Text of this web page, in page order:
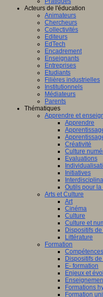
Acteurs de l'éducation
Animateurs
Chercheurs
Collectivités
Editeurs
EdTech
Encadrement
Enseignants
Entreprises
Etudiants
Filières industrielles
Institutionnels
Médiateurs
Parents
Thématiques
Apprendre et
Apprendre
Créativité
Culture
Evaluations
Initiatives
Outils pour la
Arts et Culture
Art
Cinéma
Culture
Culture et
Dispositifs
Littérature
Formation
Dispositifs
E- formation
Enjeux et
Formations
Formation